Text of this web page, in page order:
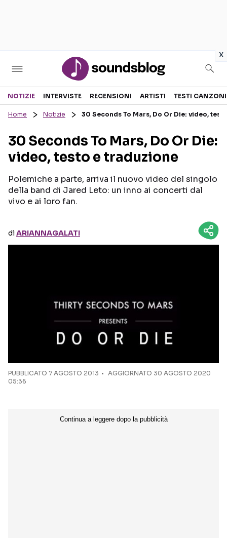
x
Sezioni
RECENSIONI MUSICALI
INTERVISTE
GOSSIP E CURIOSITÀ
TESTI CANZONI
TOUR ED EVENTI
TALENT SHOW
NOTIZIE INTERVISTE RECENSIONI ARTISTI TESTI CANZONI
Home Notizie 30 Seconds To Mars, Do Or Die: video,
30 Seconds To Mars, Do Or Die:
video, testo e traduzione
Polemiche a parte, arriva il nuovo video del singolo
della band di Jared Leto: un inno ai concerti dal
vivo e ai loro fan.
diARIANNAGALATI
PUBBLICATO 7 AGOSTO 2013
AGGIORNATO 30 AGOSTO 2020
05:36